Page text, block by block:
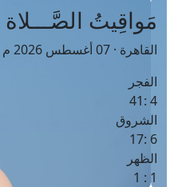
مَواقِيتُ الصَّـــلاة
القاهرة · 07 أغسطس 2026 م
الفجر
4 :41
الشروق
6 :17
الظهر
1 : 1